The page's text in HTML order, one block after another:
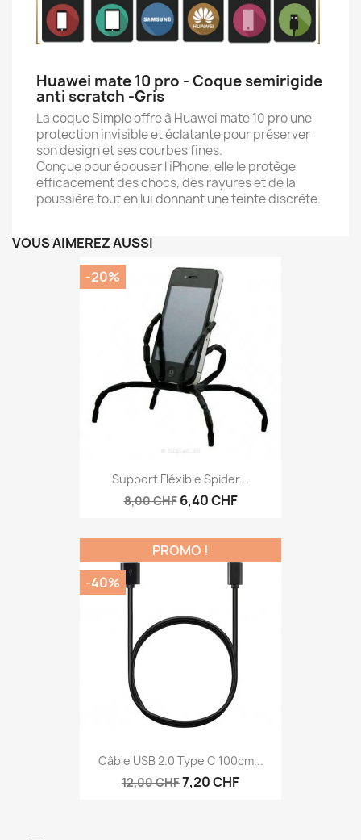
Huawei mate 10 pro - Coque semirigide
anti scratch -Gris
La coque Simple offre à Huawei mate 10 pro une
protection invisible et éclatante pour préserver
son design et ses courbes fines.
Conçue pour épouser l'iPhone, elle le protège
efficacement des chocs, des rayures et de la
poussière tout en lui donnant une teinte discrète.
VOUS AIMEREZ AUSSI
Support Fléxible Spider...
8,00 CHF 6,40 CHF
-20%
Câble USB 2.0 Type C 100cm...
12,00 CHF7,20 CHF
PROMO !
-40%